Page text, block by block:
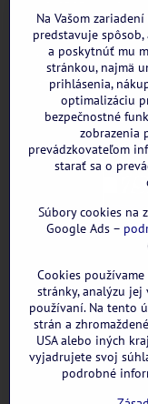
IBAN:
Nie sme platcami
Všetky uvedené
Na Vašom
predstavuje
a poskytnúť mu
stránkou, najmä
prihlásenia,
optimalizáciu
bezpečnostné
zobrazenia
prevádzkovateľom
starať sa o
Súbory cookies na
Google Ads –
Cookies
stránky, analýzu
používaní. Na tento
strán a
USA alebo iných
vyjadrujete svoj
podrobné